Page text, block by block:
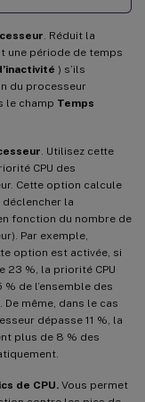
. Réduit la
une période de temps
) s’ils
du processeur
le champ Temps
. Utilisez cette
CPU des
Cette option calcule
la
fonction du nombre de
Par exemple,
option est activée, si
23 %, la priorité CPU
de l’ensemble des
même, dans le cas
dépasse 11 %, la
plus de 8 % des
de CPU. Vous permet